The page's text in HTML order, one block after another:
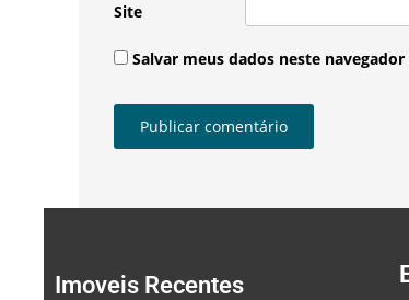
Site
Salvar meus dados neste
Imoveis Recentes